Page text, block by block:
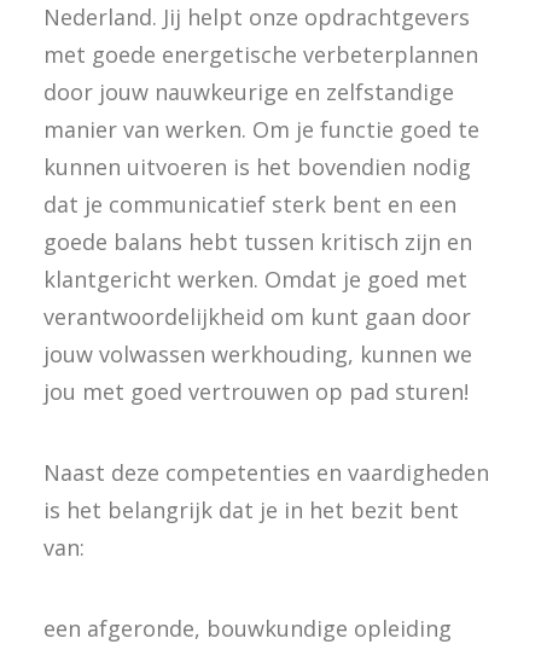
Nederland. Jij helpt onze opdrachtgevers
met goede energetische verbeterplannen
door jouw nauwkeurige en zelfstandige
manier van werken. Om je functie goed te
kunnen uitvoeren is het bovendien nodig
dat je communicatief sterk bent en een
goede balans hebt tussen kritisch zijn en
klantgericht werken. Omdat je goed met
verantwoordelijkheid om kunt gaan door
jouw volwassen werkhouding, kunnen we
jou met goed vertrouwen op pad sturen!
Naast deze competenties en vaardigheden
is het belangrijk dat je in het bezit bent
van:
een afgeronde, bouwkundige opleiding